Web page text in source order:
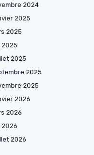
2024
2025
2025
2025
2025
2025
2025
2026
2026
2026
2026